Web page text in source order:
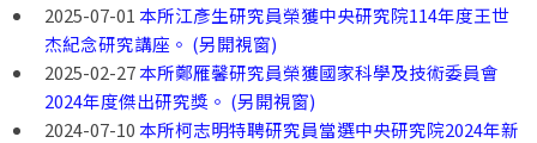
2025-07-01 本所江彥生研究員榮獲中央研究院114年度王世
杰紀念研究講座。 (另開視窗)
2025-02-27本所鄭雁馨研究員榮獲國家科學及技術委員會
2024年度傑出研究獎。 (另開視窗)
2024-07-10 本所柯志明特聘研究員當選中央研究院2024年新